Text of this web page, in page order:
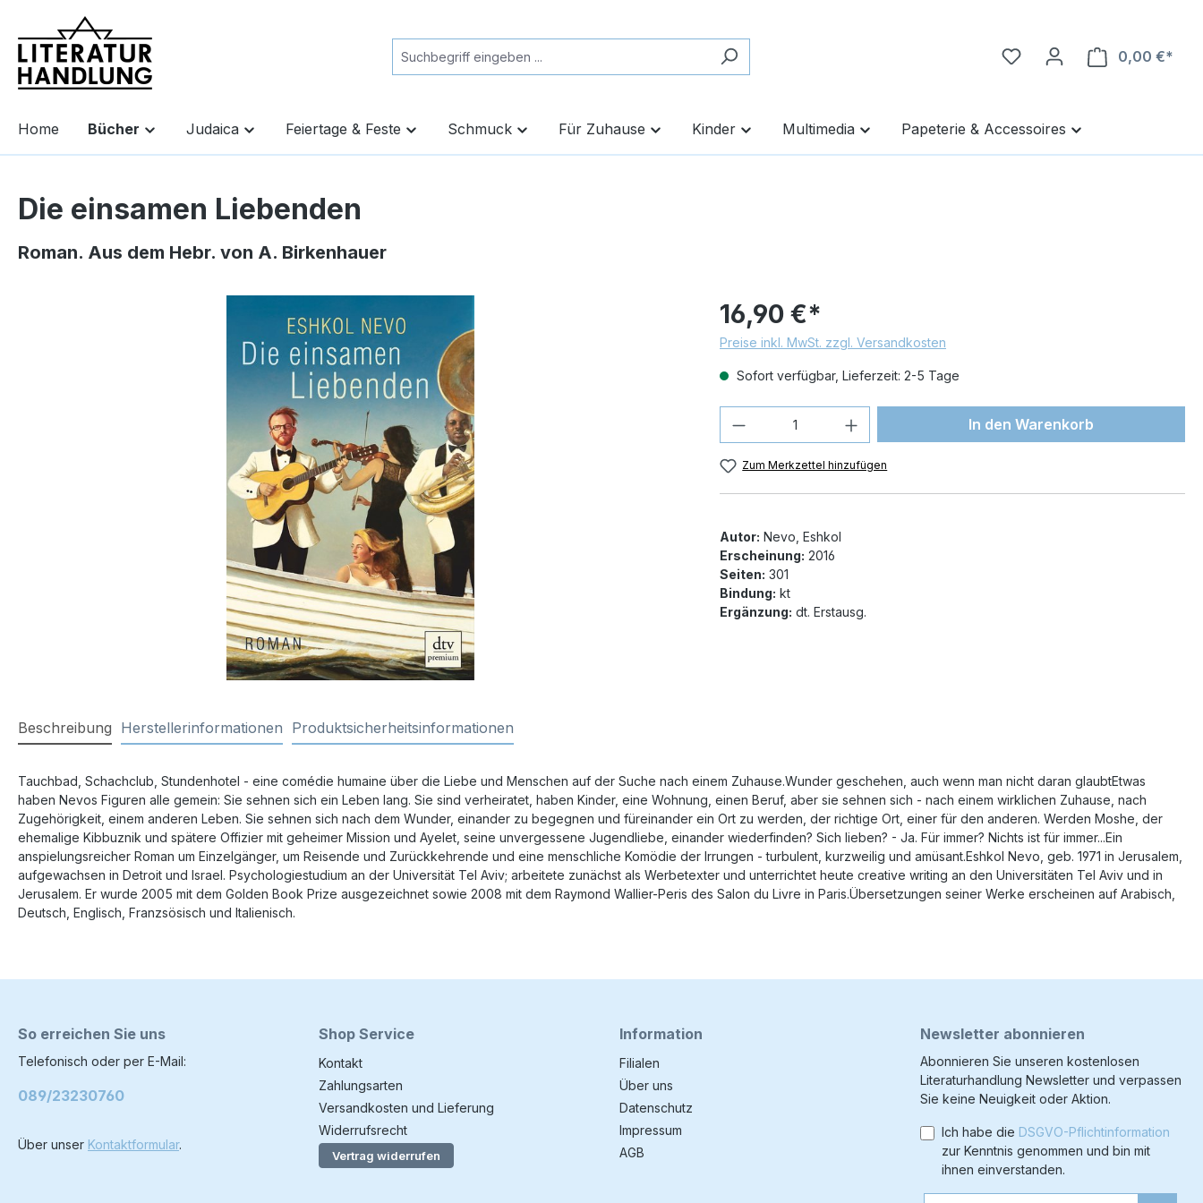
Zur Hauptnavigation springen
0,00 €*
Home Bücher Judaica Feiertage & Feste Schmuck Für Zuhause Kinder Multimedia Papeterie & Accessoires
Die einsamen Liebenden
Roman. Aus dem Hebr. von A. Birkenhauer
16,90 €*
Preise inkl. MwSt. zzgl. Versandkosten
Sofort verfügbar, Lieferzeit: 2-5 Tage
Produkt Anzahl: Gib den gewünschten Wert
In den Warenkorb
Zum Merkzettel hinzufügen
Autor: Nevo, Eshkol
Erscheinung: 2016
Seiten: 301
Bindung: kt
Ergänzung: dt. Erstausg.
Beschreibung Herstellerinformationen Produktsicherheitsinformationen
Tauchbad, Schachclub, Stundenhotel - eine comédie humaine über die Liebe und Menschen auf der Suche nach einem Zuhause.Wunder geschehen, auch wenn man nicht daran glaubtEtwas
haben Nevos Figuren alle gemein: Sie sehnen sich ein Leben lang. Sie sind verheiratet, haben Kinder, eine Wohnung, einen Beruf, aber sie sehnen sich - nach einem wirklichen Zuhause, nach
Zugehörigkeit, einem anderen Leben. Sie sehnen sich nach dem Wunder, einander zu begegnen und füreinander ein Ort zu werden, der richtige Ort, einer für den anderen. Werden Moshe, der
ehemalige Kibbuznik und spätere Offizier mit geheimer Mission und Ayelet, seine unvergessene Jugendliebe, einander wiederfinden? Sich lieben? - Ja. Für immer? Nichts ist für immer...Ein
anspielungsreicher Roman um Einzelgänger, um Reisende und Zurückkehrende und eine menschliche Komödie der Irrungen - turbulent, kurzweilig und amüsant.Eshkol Nevo, geb. 1971 in Jerusalem,
aufgewachsen in Detroit und Israel. Psychologiestudium an der Universität Tel Aviv; arbeitete zunächst als Werbetexter und unterrichtet heute creative writing an den Universitäten Tel Aviv und in
Jerusalem. Er wurde 2005 mit dem Golden Book Prize ausgezeichnet sowie 2008 mit dem Raymond Wallier-Peris des Salon du Livre in Paris.Übersetzungen seiner Werke erscheinen auf Arabisch,
Deutsch, Englisch, Franzsösisch und Italienisch.
So erreichen Sie uns
Telefonisch oder per E-Mail:
089/23230760
Über unser Kontaktformular.
Shop Service
Kontakt
Zahlungsarten
Versandkosten und Lieferung
Widerrufsrecht
Vertrag widerrufen
Information
Filialen
Über uns
Datenschutz
Impressum
AGB
Newsletter abonnieren
Abonnieren Sie unseren kostenlosen
Literaturhandlung Newsletter und verpassen
Sie keine Neuigkeit oder Aktion.
Ich habe die DSGVO-Pflichtinformation
zur Kenntnis genommen und bin mit
ihnen einverstanden.